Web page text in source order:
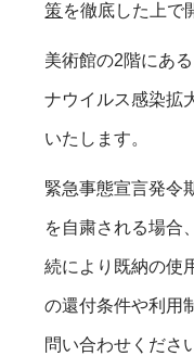
策を徹底した上で
美術館の2階にあ
ナウイルス感染拡
いたします。
緊急事態宣言発令
を自粛される場合
続により既納の使
の還付条件や利用
問い合わせくださ